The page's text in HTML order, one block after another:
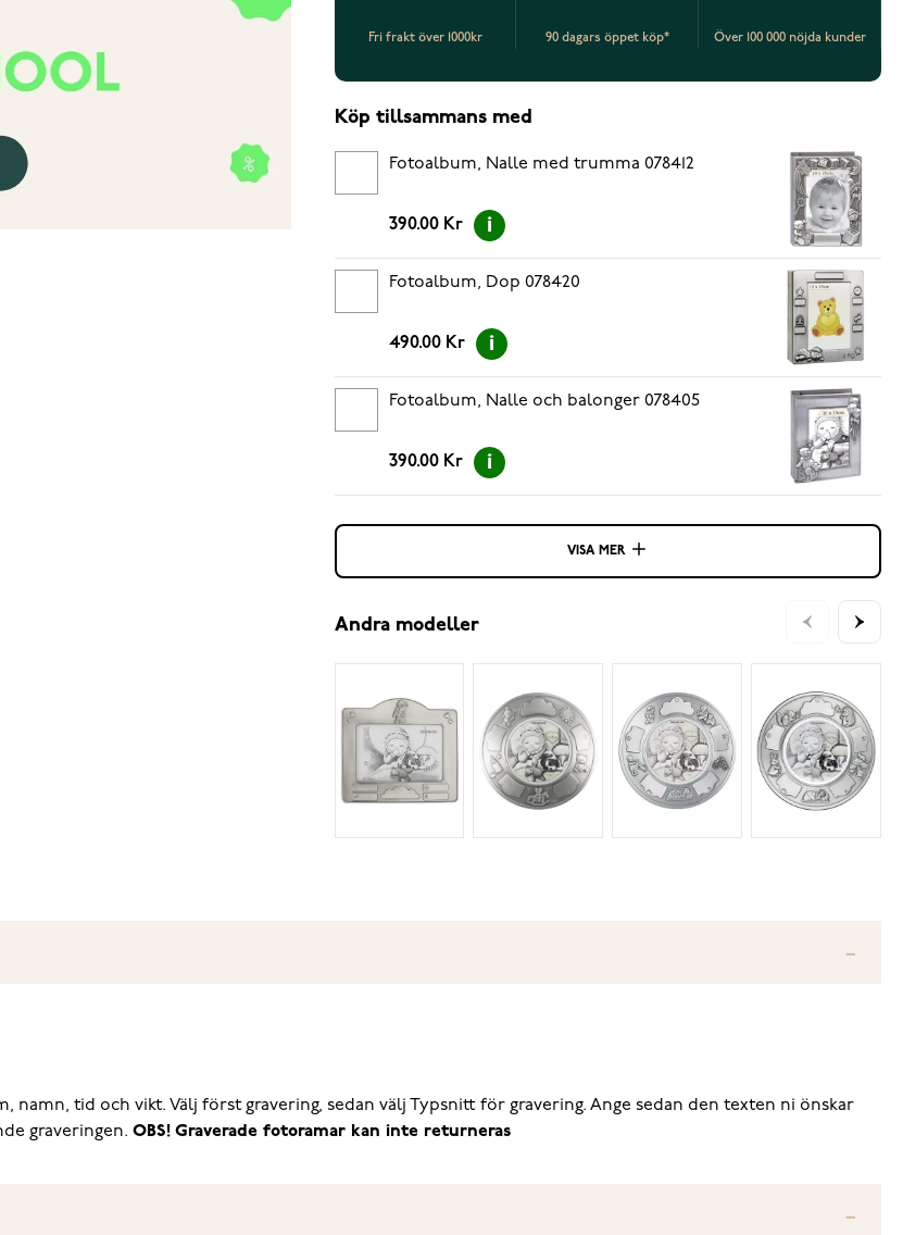
Fri frakt över 1000kr 90 dagars öppet köp* Över 100 000 nöjda kunder
Köp tillsammans med
Fotoalbum, Nalle med trumma 078412
390.00 Kr
Fotoalbum, Dop 078420
490.00 Kr
Fotoalbum, Nalle och balonger 078405
390.00 Kr
VISA MER
Andra modeller
tid och vikt. Välj först gravering, sedan välj Typsnitt för gravering. Ange sedan den texten ni önskar
graveringen. OBS! Graverade fotoramar kan inte returneras